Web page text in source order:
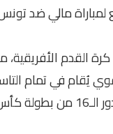
لمباراة مالي ضد
القدم
يُقام في تمام
في المغرب.